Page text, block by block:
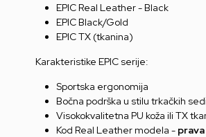
EPIC Real Leather - Black
EPIC Black/Gold
EPIC TX (tkanina)
Karakteristike EPIC serije:
Sportska ergonomija
Bočna podrška u stilu trkačkih
Visokokvalitetna PU koža ili TX
Kod Real Leather modela -